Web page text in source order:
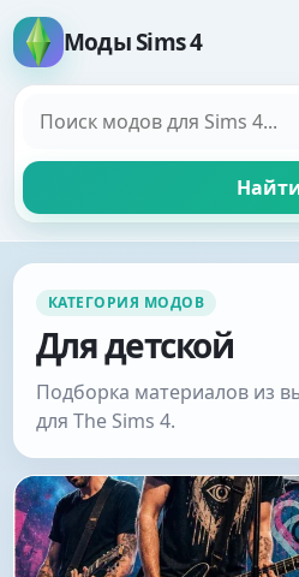
Моды Sims 4
КАТЕГОРИЯ МОДОВ
Для детской
Подборка материалов из
для The Sims 4.